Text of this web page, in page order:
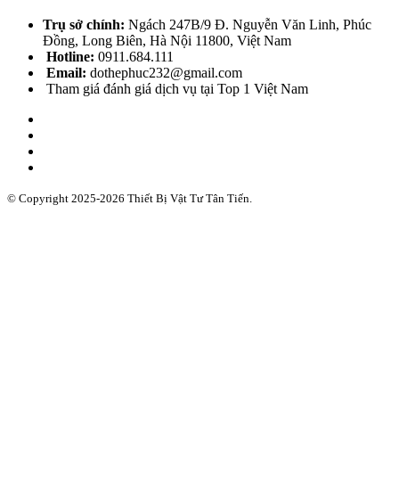
Trụ sở chính: Ngách 247B/9 Đ. Nguyễn Văn Linh, Phúc
Đồng, Long Biên, Hà Nội 11800, Việt Nam
Hotline: 0911.684.111
Email: dothephuc232@gmail.com
Tham giá đánh giá dịch vụ tại Top 1 Việt Nam
© Copyright 2025-2026 Thiết Bị Vật Tư Tân Tiến.